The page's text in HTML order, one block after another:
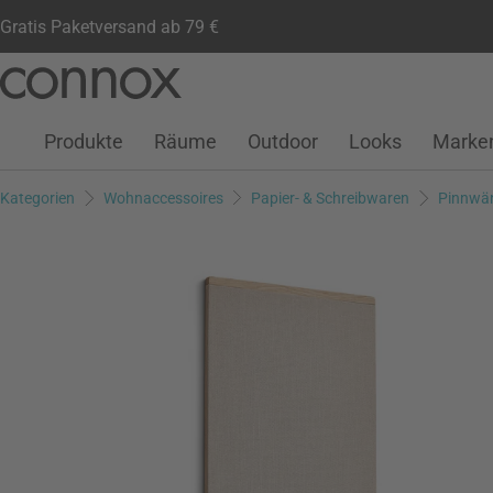
Gratis Paketversand ab 79 €
Seiteninhalt
Suchfeld
Kundenkonto
Wunschliste
Warenkorb
Produkte Räume Outdoor Looks
Kategorien Wohnaccessoires Papier- & Schreibwaren